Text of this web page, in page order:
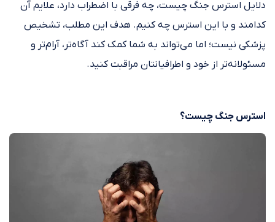
دلایل استرس جنگ چیست، چه فرقی با اضطراب دارد، علایم آن
کدامند و با این استرس چه کنیم. هدف این مطلب، تشخیص
پزشکی نیست؛ اما می‌تواند به شما کمک کند آگاه‌تر، آرام‌تر و
مسئولانه‌تر از خود و اطرافیانتان مراقبت کنید.
استرس جنگ چیست؟